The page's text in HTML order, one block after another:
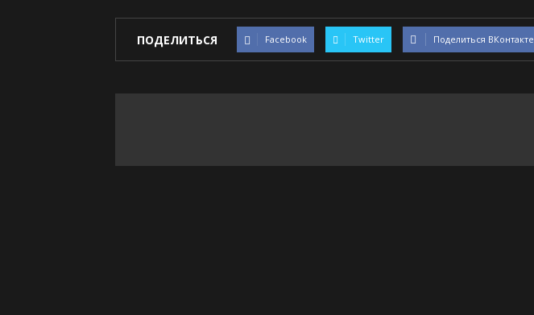
ПОДЕЛИТЬСЯ Facebook Twitter Поделиться ВКонтакте